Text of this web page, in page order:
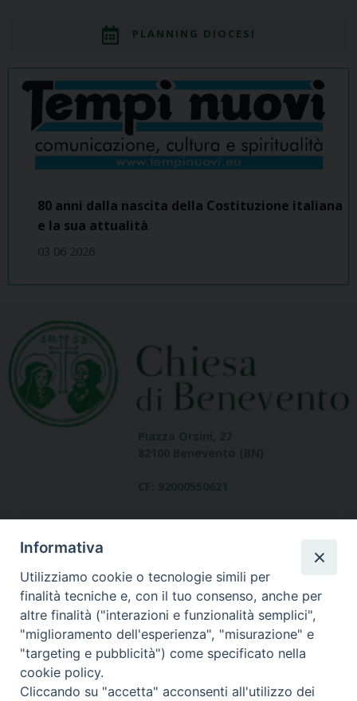
PLANNING DIOCESI
80 anni dalla nascita della Costituzione italiana
e la sua attualità
03 06 2026
Dove siamo
contatti
Informativa
Utilizziamo cookie o tecnologie simili per
finalità tecniche e, con il tuo consenso, anche per
altre finalità ("interazioni e funzionalità semplici",
"miglioramento dell'esperienza", "misurazione" e
"targeting e pubblicità") come specificato nella
cookie policy.
Cliccando su "accetta" acconsenti all'utilizzo dei